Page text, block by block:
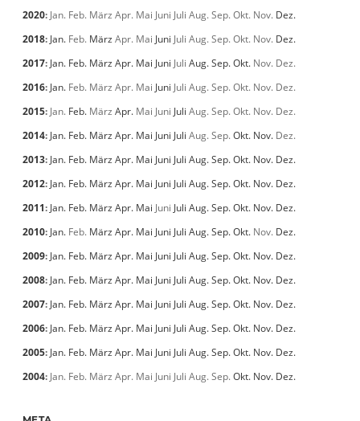
2020: Jan. Feb. März Apr. Mai Juni Juli Aug.Sep.Okt. Nov. Dez.
2018: Jan. Feb. März Apr. Mai Juni Juli Aug.Sep.Okt. Nov. Dez.
2017: Jan. Feb. März Apr. Mai Juni Juli Aug.Sep.Okt. Nov. Dez.
2016: Jan. Feb. März Apr. Mai Juni Juli Aug.Sep.Okt. Nov. Dez.
2015: Jan. Feb. März Apr. Mai Juni Juli Aug.Sep.Okt. Nov. Dez.
2014: Jan. Feb. März Apr. Mai Juni Juli Aug.Sep.Okt. Nov. Dez.
2013: Jan. Feb. März Apr. Mai Juni Juli Aug.Sep.Okt. Nov. Dez.
2012: Jan. Feb. März Apr. Mai Juni Juli Aug.Sep.Okt. Nov. Dez.
2011: Jan. Feb. März Apr. Mai Juni Juli Aug.Sep.Okt. Nov. Dez.
2010: Jan. Feb. März Apr. Mai Juni Juli Aug.Sep.Okt. Nov. Dez.
2009: Jan. Feb. März Apr. Mai Juni Juli Aug.Sep.Okt. Nov. Dez.
2008: Jan. Feb. März Apr. Mai Juni Juli Aug.Sep.Okt. Nov. Dez.
2007: Jan. Feb. März Apr. Mai Juni Juli Aug.Sep.Okt. Nov. Dez.
2006: Jan. Feb. März Apr. Mai Juni Juli Aug.Sep.Okt. Nov. Dez.
2005: Jan. Feb. März Apr. Mai Juni Juli Aug.Sep.Okt. Nov. Dez.
2004: Jan. Feb. März Apr. Mai Juni Juli Aug.Sep.Okt. Nov. Dez.